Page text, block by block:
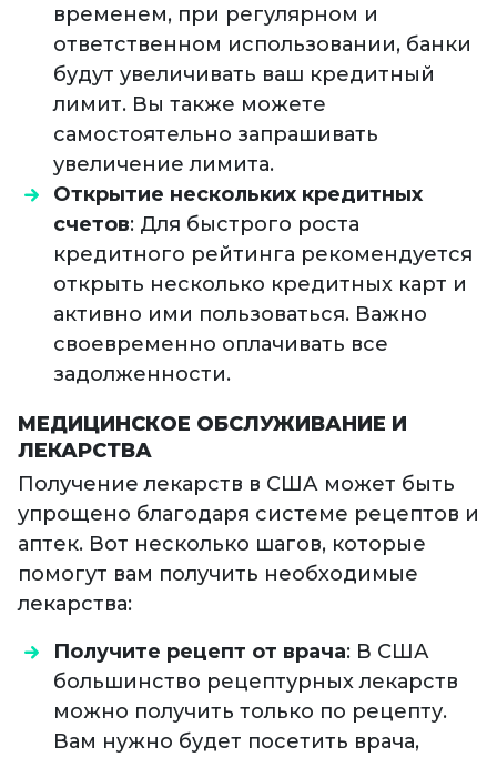
временем, при регулярном и
ответственном использовании, банки
будут увеличивать ваш кредитный
лимит. Вы также можете
самостоятельно запрашивать
увеличение лимита.
Открытие нескольких кредитных
счетов: Для быстрого роста
кредитного рейтинга рекомендуется
открыть несколько кредитных карт и
активно ими пользоваться. Важно
своевременно оплачивать все
задолженности.
МЕДИЦИНСКОЕ ОБСЛУЖИВАНИЕ И
ЛЕКАРСТВА
Получение лекарств в США может быть
упрощено благодаря системе рецептов и
аптек. Вот несколько шагов, которые
помогут вам получить необходимые
лекарства:
Получите рецепт от врача: В США
большинство рецептурных лекарств
можно получить только по рецепту.
Вам нужно будет посетить врача,